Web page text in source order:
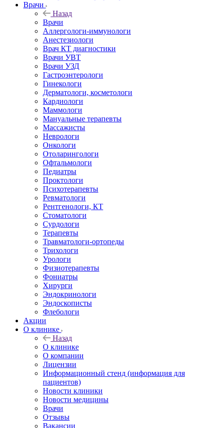
Врачи
Назад
Врачи
Аллергологи-иммунологи
Анестезиологи
Врач КТ диагностики
Врачи УВТ
Врачи УЗД
Гастроэнтерологи
Гинекологи
Дерматологи, косметологи
Кардиологи
Маммологи
Мануальные терапевты
Массажисты
Неврологи
Онкологи
Отоларингологи
Офтальмологи
Педиатры
Проктологи
Психотерапевты
Ревматологи
Рентгенологи, КТ
Стоматологи
Сурдологи
Терапевты
Травматологи-ортопеды
Трихологи
Урологи
Физиотерапевты
Фониатры
Хирурги
Эндокринологи
Эндоскописты
Флебологи
Акции
О клинике
Назад
О клинике
О компании
Лицензии
Информационный стенд (информация для
пациентов)
Новости клиники
Новости медицины
Врачи
Отзывы
Вакансии